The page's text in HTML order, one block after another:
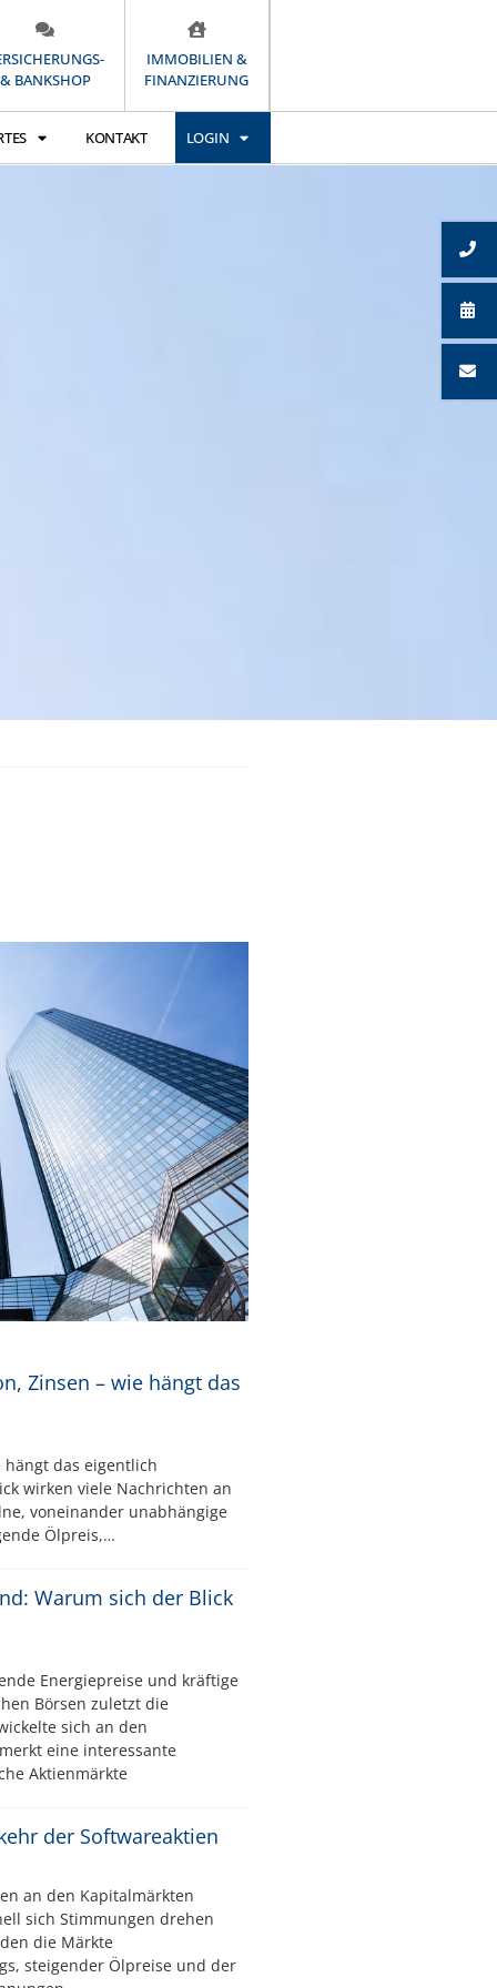
& BANKSHOP
IMMOBILIEN &
FINANZIERUNG
KONTAKT LOGIN
Zinsen – wie hängt das
hängt das eigentlich
wirken viele Nachrichten an
voneinander unabhängige
Ölpreis,…
Warum sich der Blick
Energiepreise und kräftige
Börsen zuletzt die
sich an den
eine interessante
Aktienmärkte
der Softwareaktien
an den Kapitalmärkten
sich Stimmungen drehen
die Märkte
steigender Ölpreise und der